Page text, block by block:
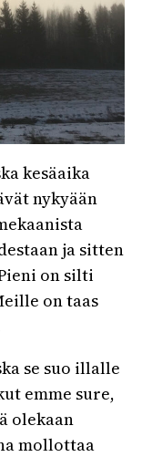
kesäaika
nykyään
ja sitten
on silti
on taas
se suo illalle
emme sure,
olekaan
mollottaa